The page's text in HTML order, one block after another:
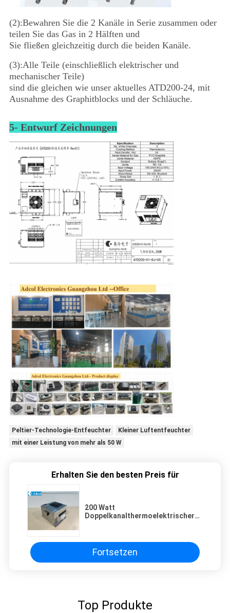
(2):Bewahren Sie die 2 Kanäle in Serie zusammen oder
teilen Sie das Gas in 2 Hälften und
Sie fließen gleichzeitig durch die beiden Kanäle.
(3):Alle Teile (einschließlich elektrischer und
mechanischer Teile)
sind die gleichen wie unser aktuelles ATD200-24, mit
Ausnahme des Graphitblocks und der Schläuche.
5- Entwurf Zeichnungen
Peltier-Technologie-Entfeuchter
Kleiner Luftentfeuchter
mit einer Leistung von mehr als 50 W
Erhalten Sie den besten Preis für
200 Watt
Doppelkanalthermoelektrischer
für Schadgas
Fortsetzen
Top Produkte